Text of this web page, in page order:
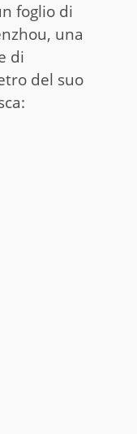
foglio di
una
di
del suo